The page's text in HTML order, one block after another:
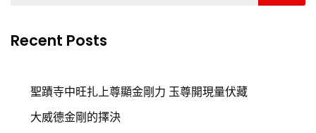
Recent Posts
聖蹟寺中旺扎上尊顯金剛力 玉尊開現量伏藏
大威德金剛的擇決